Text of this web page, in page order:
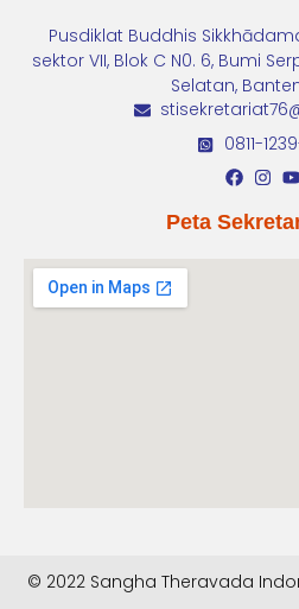
Pusdiklat Buddhis
sektor VII, Blok C N0. 6, Bumi
Selatan,
0811-
Peta
© 2022 Sangha Theravada